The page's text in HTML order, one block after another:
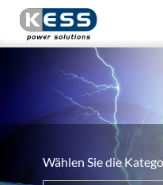
Wählen Sie die